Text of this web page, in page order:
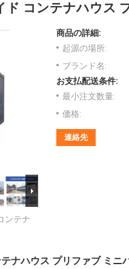
ド コンテナハウス
ンテナ
商品の詳細:
起源の場所:
ブランド名:
お支払配送条件:
最小注文数量:
価格:
連絡先
ナハウス プリファブ ミニ